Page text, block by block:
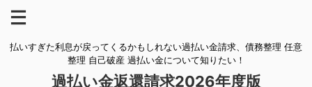
払いすぎた利息が戻ってくるかもしれない過払い金請求、債務整理 任意
整理 自己破産 過払い金について知りたい！
過払い金返還請求2026年度版